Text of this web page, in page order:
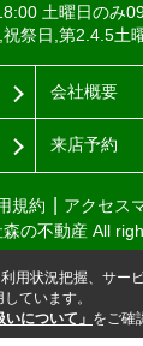
土曜日のみ
祝祭日,第2.4.5土
会社概要
来店予約
規約 アクセス
の不動産 All
用状況把握、サー
ています。
いについて」 をご確